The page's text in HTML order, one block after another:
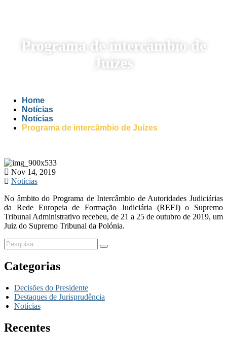
Programa de intercâmbio de
Juízes
Home
Notícias
Notícias
Programa de intercâmbio de Juízes
Nov 14, 2019
Notícias
No âmbito do Programa de Intercâmbio de Autoridades Judiciárias
da Rede Europeia de Formação Judiciária (REFJ) o Supremo
Tribunal Administrativo recebeu, de 21 a 25 de outubro de 2019, um
Juiz do Supremo Tribunal da Polónia.
Categorias
Decisões do Presidente
Destaques de Jurisprudência
Notícias
Recentes